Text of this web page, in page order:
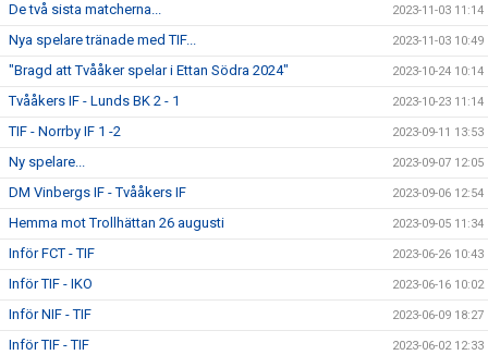
De två sista matcherna... 2023-11-03 11:14
Nya spelare tränade med TIF... 2023-11-03 10:49
"Bragd att Tvååker spelar i Ettan Södra 2024" 2023-10-24 10:14
Tvååkers IF - Lunds BK 2 - 1 2023-10-23 11:14
TIF - Norrby IF 1 -2 2023-09-11 13:53
Ny spelare... 2023-09-07 12:05
DM Vinbergs IF - Tvååkers IF 2023-09-06 12:54
Hemma mot Trollhättan 26 augusti 2023-09-05 11:34
Inför FCT - TIF 2023-06-26 10:43
Inför TIF - IKO 2023-06-16 10:02
Inför NIF - TIF 2023-06-09 18:27
Inför TIF - TIF 2023-06-02 12:33